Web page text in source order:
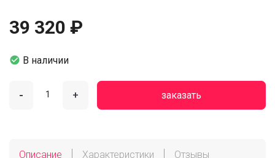
39 320 ₽
 В наличии
- + заказать
Описание Характеристики Отзывы